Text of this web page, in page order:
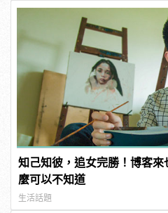
知己知彼，追女完勝！博客
麼可以不知道
生活話題